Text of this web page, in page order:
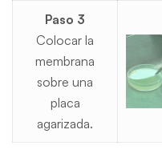
Paso 3
Colocar la
membrana
sobre una
placa
agarizada.